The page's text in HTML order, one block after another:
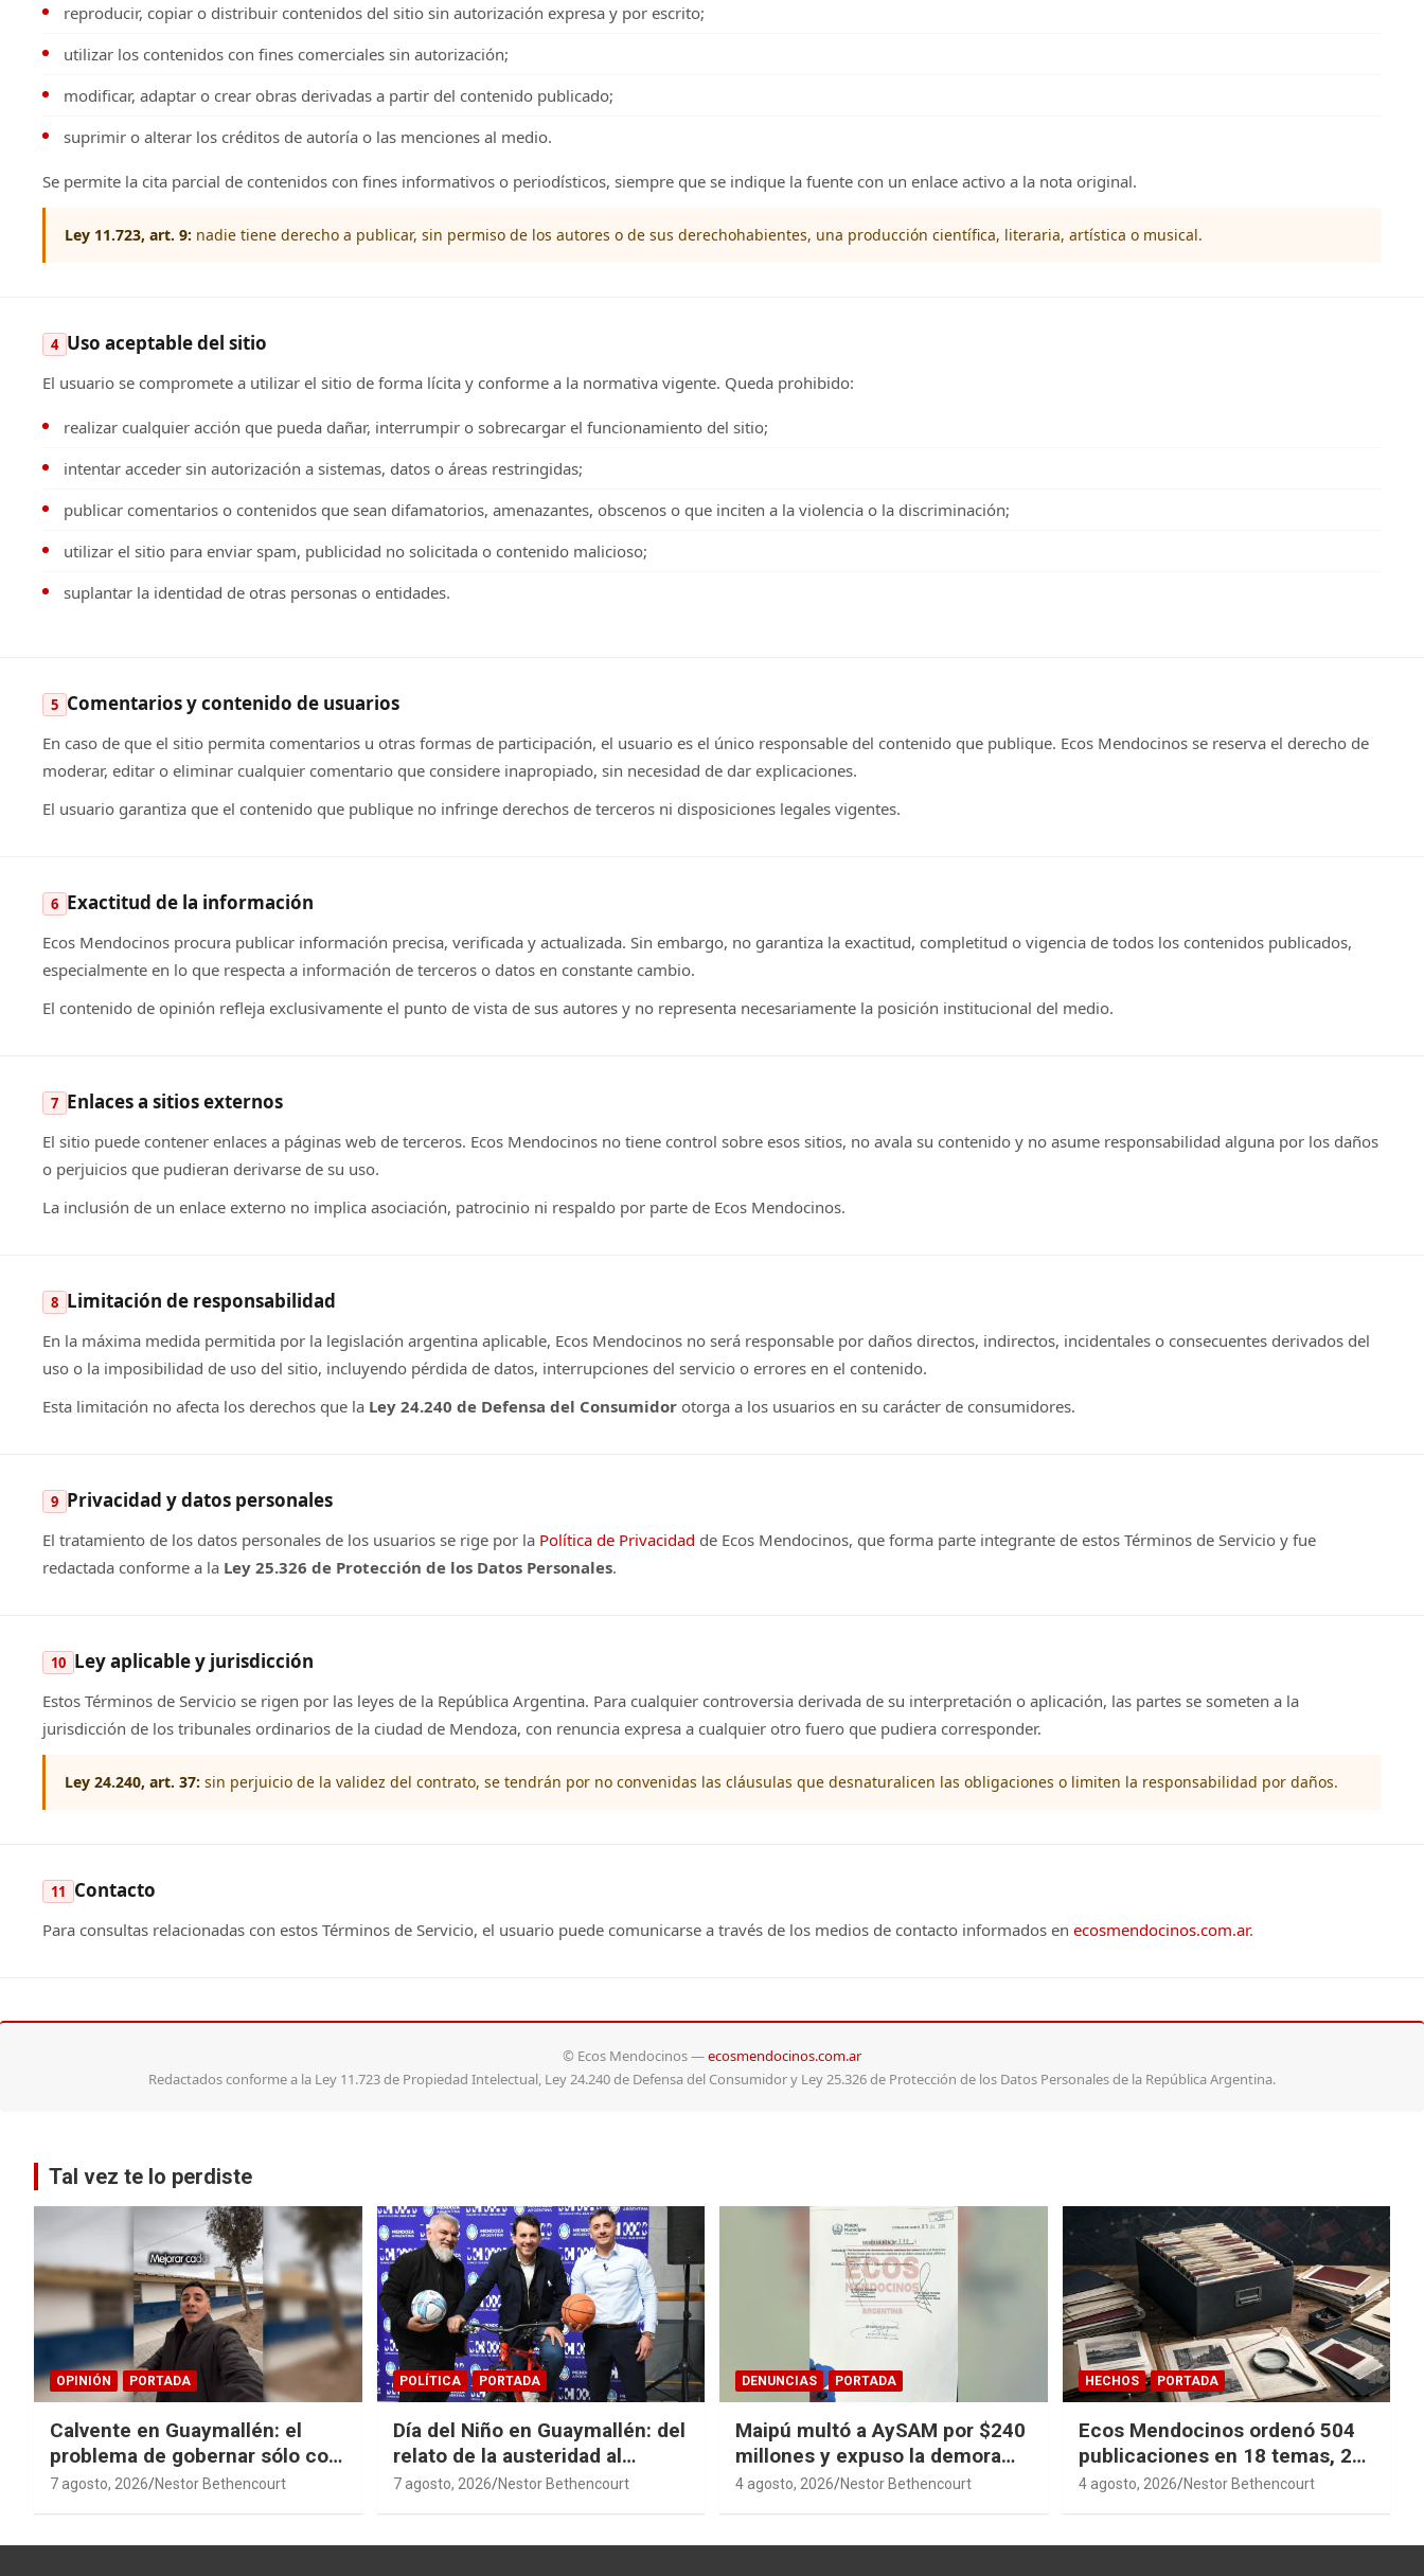
reproducir, copiar o distribuir contenidos del sitio sin autorización expresa y por escrito;
utilizar los contenidos con fines comerciales sin autorización;
modificar, adaptar o crear obras derivadas a partir del contenido publicado;
suprimir o alterar los créditos de autoría o las menciones al medio.
Se permite la cita parcial de contenidos con fines informativos o periodísticos, siempre que se indique la fuente con un enlace activo a la nota original.
Ley 11.723, art. 9: nadie tiene derecho a publicar, sin permiso de los autores o de sus derechohabientes, una producción científica, literaria, artística o musical.
4 Uso aceptable del sitio
El usuario se compromete a utilizar el sitio de forma lícita y conforme a la normativa vigente. Queda prohibido:
realizar cualquier acción que pueda dañar, interrumpir o sobrecargar el funcionamiento del sitio;
intentar acceder sin autorización a sistemas, datos o áreas restringidas;
publicar comentarios o contenidos que sean difamatorios, amenazantes, obscenos o que inciten a la violencia o la discriminación;
utilizar el sitio para enviar spam, publicidad no solicitada o contenido malicioso;
suplantar la identidad de otras personas o entidades.
5 Comentarios y contenido de usuarios
En caso de que el sitio permita comentarios u otras formas de participación, el usuario es el único responsable del contenido que publique. Ecos Mendocinos se reserva el derecho de
moderar, editar o eliminar cualquier comentario que considere inapropiado, sin necesidad de dar explicaciones.
El usuario garantiza que el contenido que publique no infringe derechos de terceros ni disposiciones legales vigentes.
6 Exactitud de la información
Ecos Mendocinos procura publicar información precisa, verificada y actualizada. Sin embargo, no garantiza la exactitud, completitud o vigencia de todos los contenidos publicados,
especialmente en lo que respecta a información de terceros o datos en constante cambio.
El contenido de opinión refleja exclusivamente el punto de vista de sus autores y no representa necesariamente la posición institucional del medio.
7 Enlaces a sitios externos
El sitio puede contener enlaces a páginas web de terceros. Ecos Mendocinos no tiene control sobre esos sitios, no avala su contenido y no asume responsabilidad alguna por los daños
o perjuicios que pudieran derivarse de su uso.
La inclusión de un enlace externo no implica asociación, patrocinio ni respaldo por parte de Ecos Mendocinos.
8 Limitación de responsabilidad
En la máxima medida permitida por la legislación argentina aplicable, Ecos Mendocinos no será responsable por daños directos, indirectos, incidentales o consecuentes derivados del
uso o la imposibilidad de uso del sitio, incluyendo pérdida de datos, interrupciones del servicio o errores en el contenido.
Esta limitación no afecta los derechos que la Ley 24.240 de Defensa del Consumidor otorga a los usuarios en su carácter de consumidores.
9 Privacidad y datos personales
El tratamiento de los datos personales de los usuarios se rige por la Política de Privacidad de Ecos Mendocinos, que forma parte integrante de estos Términos de Servicio y fue
redactada conforme a la Ley 25.326 de Protección de los Datos Personales.
10 Ley aplicable y jurisdicción
Estos Términos de Servicio se rigen por las leyes de la República Argentina. Para cualquier controversia derivada de su interpretación o aplicación, las partes se someten a la
jurisdicción de los tribunales ordinarios de la ciudad de Mendoza, con renuncia expresa a cualquier otro fuero que pudiera corresponder.
Ley 24.240, art. 37: sin perjuicio de la validez del contrato, se tendrán por no convenidas las cláusulas que desnaturalicen las obligaciones o limiten la responsabilidad por daños.
11 Contacto
Para consultas relacionadas con estos Términos de Servicio, el usuario puede comunicarse a través de los medios de contacto informados en ecosmendocinos.com.ar.
© Ecos Mendocinos —ecosmendocinos.com.ar
Redactados conforme a la Ley 11.723 de Propiedad Intelectual, Ley 24.240 de Defensa del Consumidor y Ley 25.326 de Protección de los Datos Personales de la República Argentina.
Tal vez te lo perdiste
OPINIÓN PORTADA
Calvente en Guaymallén: el
problema de gobernar sólo con
buenas noticias
7 agosto, 2026 Nestor Bethencourt
POLÍTICA PORTADA
Día del Niño en Guaymallén: del
relato de la austeridad al
derroche de $74 millones
7 agosto, 2026 Nestor Bethencourt
DENUNCIAS PORTADA
Maipú multó a AySAM por $240
millones y expuso la demora
cloacal en Guaymallén
4 agosto, 2026 Nestor Bethencourt
HECHOS PORTADA
Ecos Mendocinos ordenó 504
publicaciones en 18 temas, 27
sagas y 14 índices para
4 agosto, 2026 Nestor Bethencourt